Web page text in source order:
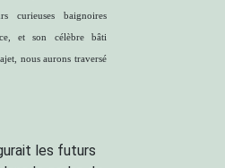
curieuses baignoires
et son célèbre bâti
nous aurons traversé
les futurs